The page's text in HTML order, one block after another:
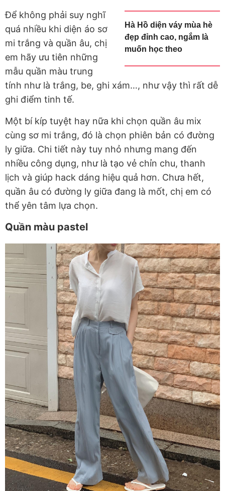
Hà Hồ diện váy mùa hè
đẹp đỉnh cao, ngắm là
muốn học theo
Để không phải suy nghĩ
quá nhiều khi diện áo sơ
mi trắng và quần âu, chị
em hãy ưu tiên những
mẫu quần màu trung
tính như là trắng, be, ghi xám…, như vậy thì rất dễ
ghi điểm tinh tế.
Một bí kíp tuyệt hay nữa khi chọn quần âu mix
cùng sơ mi trắng, đó là chọn phiên bản có đường
ly giữa. Chi tiết này tuy nhỏ nhưng mang đến
nhiều công dụng, như là tạo vẻ chỉn chu, thanh
lịch và giúp hack dáng hiệu quả hơn. Chưa hết,
quần âu có đường ly giữa đang là mốt, chị em có
thể yên tâm lựa chọn.
Quần màu pastel